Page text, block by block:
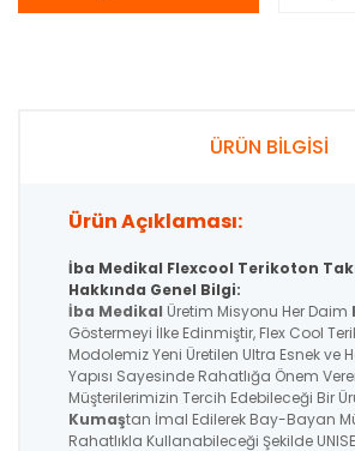
ÜRÜN BİLGİSİ
Ürün Açıklaması:
İba Medikal Flexcool Terikoton
Hakkında Genel Bilgi:
İba Medikal Üretim Misyonu Her Daim
Göstermeyi İlke Edinmiştir, Flex Cool
Modolemiz Yeni Üretilen Ultra Esnek ve
Yapısı Sayesinde Rahatlığa Önem
Müşterilerimizin Tercih Edebileceği Bir
Kumaştan İmal Edilerek Bay-Bayan
Rahatlıkla Kullanabileceği Şekilde